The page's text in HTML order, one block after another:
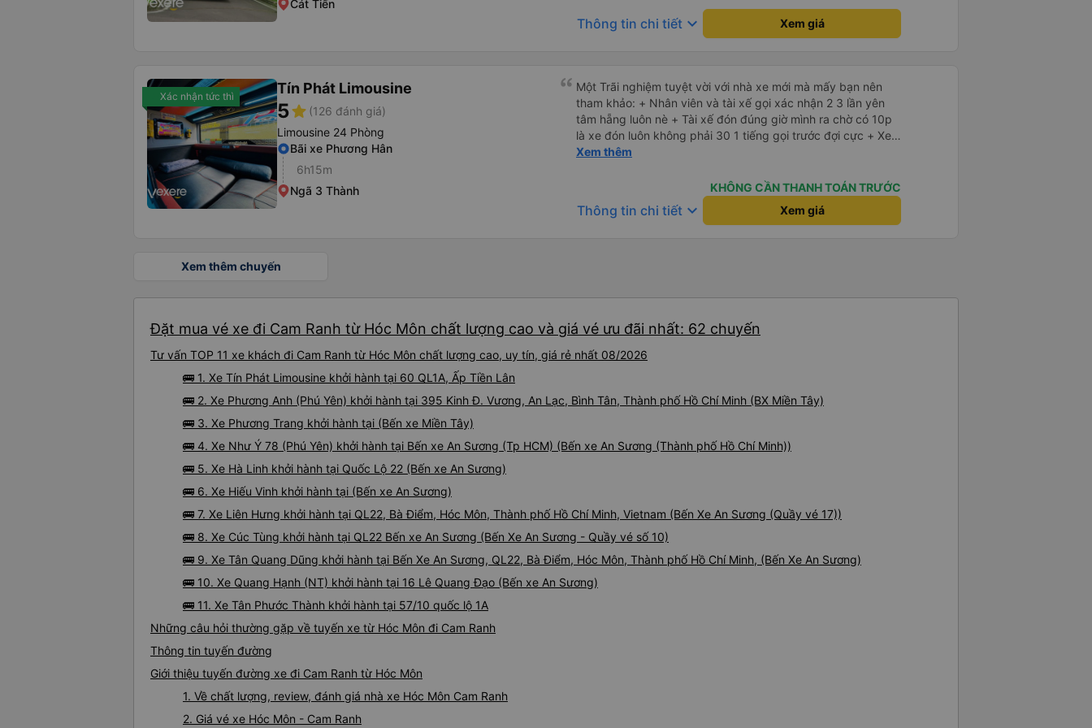
Cát Tiến
Thông tin chi tiết keyboard_arrow_down Xem giá
Xác nhận tức thì Tín Phát Limousine
5star (126 đánh giá)
Limousine 24 Phòng
Bãi xe Phương Hân
6h15m
Ngã 3 Thành
Một Trãi nghiệm tuyệt vời với nhà xe mới mà mấy bạn nên
tham khảo: + Nhân viên và tài xế gọi xác nhận 2 3 lần yên
tâm hẵng luôn nè + Tài xế đón đúng giờ mình ra chờ có 10p
là xe đón luôn không phải 30 1 tiếng gọi trước đợi cực + Xe
mới, xịn, thơm và Đặt biệt là cực kỳ ưng mền gối trên xe luôn
nhà xe đổi hết luôn qua gối dạng lông êm cực. + Giường
rộng cực kỳ, có móc treo dép ở trên không bị vướng chân
như các xe khác mình từng đi + Tài xế lơ xe nhiệt tình hỗ trợ
Xem thêm
KHÔNG CẦN THANH TOÁN TRƯỚC
Thông tin chi tiết keyboard_arrow_down Xem giá
Xem thêm chuyến
Đặt mua vé xe đi Cam Ranh từ Hóc Môn chất lượng cao và giá vé ưu đãi nhất: 62 chuyến
Tư vấn TOP 11 xe khách đi Cam Ranh từ Hóc Môn chất lượng cao, uy tín, giá rẻ nhất 08/2026
🚌 1. Xe Tín Phát Limousine khởi hành tại 60 QL1A, Ấp Tiền Lân
🚌 2. Xe Phương Anh (Phú Yên) khởi hành tại 395 Kinh Đ. Vương, An Lạc, Bình Tân, Thành phố Hồ Chí Minh (BX Miền Tây)
🚌 3. Xe Phương Trang khởi hành tại (Bến xe Miền Tây)
🚌 4. Xe Như Ý 78 (Phú Yên) khởi hành tại Bến xe An Sương (Tp HCM) (Bến xe An Sương (Thành phố Hồ Chí Minh))
🚌 5. Xe Hà Linh khởi hành tại Quốc Lộ 22 (Bến xe An Sương)
🚌 6. Xe Hiếu Vinh khởi hành tại (Bến xe An Sương)
🚌 7. Xe Liên Hưng khởi hành tại QL22, Bà Điểm, Hóc Môn, Thành phố Hồ Chí Minh, Vietnam (Bến Xe An Sương (Quầy vé 17))
🚌 8. Xe Cúc Tùng khởi hành tại QL22 Bến xe An Sương (Bến Xe An Sương - Quầy vé số 10)
🚌 9. Xe Tân Quang Dũng khởi hành tại Bến Xe An Sương, QL22, Bà Điểm, Hóc Môn, Thành phố Hồ Chí Minh, (Bến Xe An Sương)
🚌 10. Xe Quang Hạnh (NT) khởi hành tại 16 Lê Quang Đạo (Bến xe An Sương)
🚌 11. Xe Tân Phước Thành khởi hành tại 57/10 quốc lộ 1A
Những câu hỏi thường gặp về tuyến xe từ Hóc Môn đi Cam Ranh
Thông tin tuyến đường
Giới thiệu tuyến đường xe đi Cam Ranh từ Hóc Môn
1. Về chất lượng, review, đánh giá nhà xe Hóc Môn Cam Ranh
2. Giá vé xe Hóc Môn - Cam Ranh